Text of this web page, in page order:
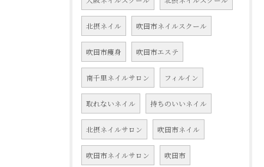
北摂ネイル 吹田市ネイルスクール
吹田市痩身 吹田市エステ
南千里ネイルサロン フィルイン
取れないネイル 持ちのいいネイル
北摂ネイルサロン 吹田市ネイル
吹田市ネイルサロン 吹田市